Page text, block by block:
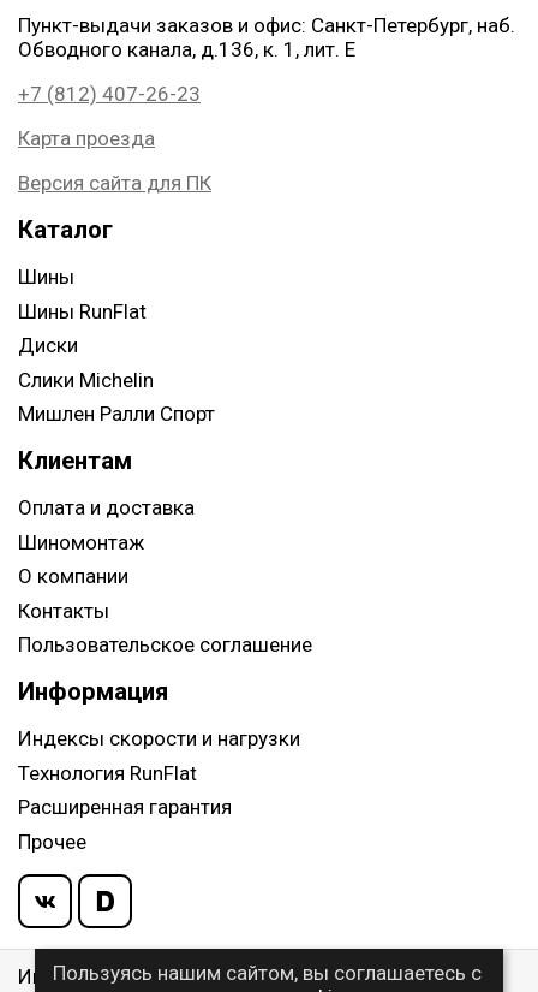
Пункт-выдачи заказов и офис: Санкт-Петербург, наб.
Обводного канала, д.136, к. 1, лит. Е
+7 (812) 407-26-23
Карта проезда
Версия сайта для ПК
Каталог
Шины
Шины RunFlat
Диски
Слики Michelin
Мишлен Ралли Спорт
Клиентам
Оплата и доставка
Шиномонтаж
О компании
Контакты
Пользовательское соглашение
Информация
Индексы скорости и нагрузки
Технология RunFlat
Расширенная гарантия
Прочее
Информация указанная на сайте, не является
Пользуясь нашим сайтом, вы соглашаетесь с